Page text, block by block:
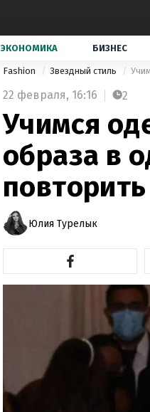
ЭКОНОМИКА БИЗНЕС
Fashion Звездный стиль
22 февраля, 16:16 2
Учимся
образа в
Юлия Турелык